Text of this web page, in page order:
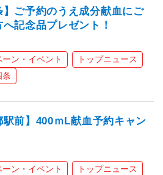
】ご予約のうえ成分献血にご
記念品プレゼント！
ン・イベント
トップニュース
条
駅前】400ｍL献血予約キャン
ン・イベント
トップニュース